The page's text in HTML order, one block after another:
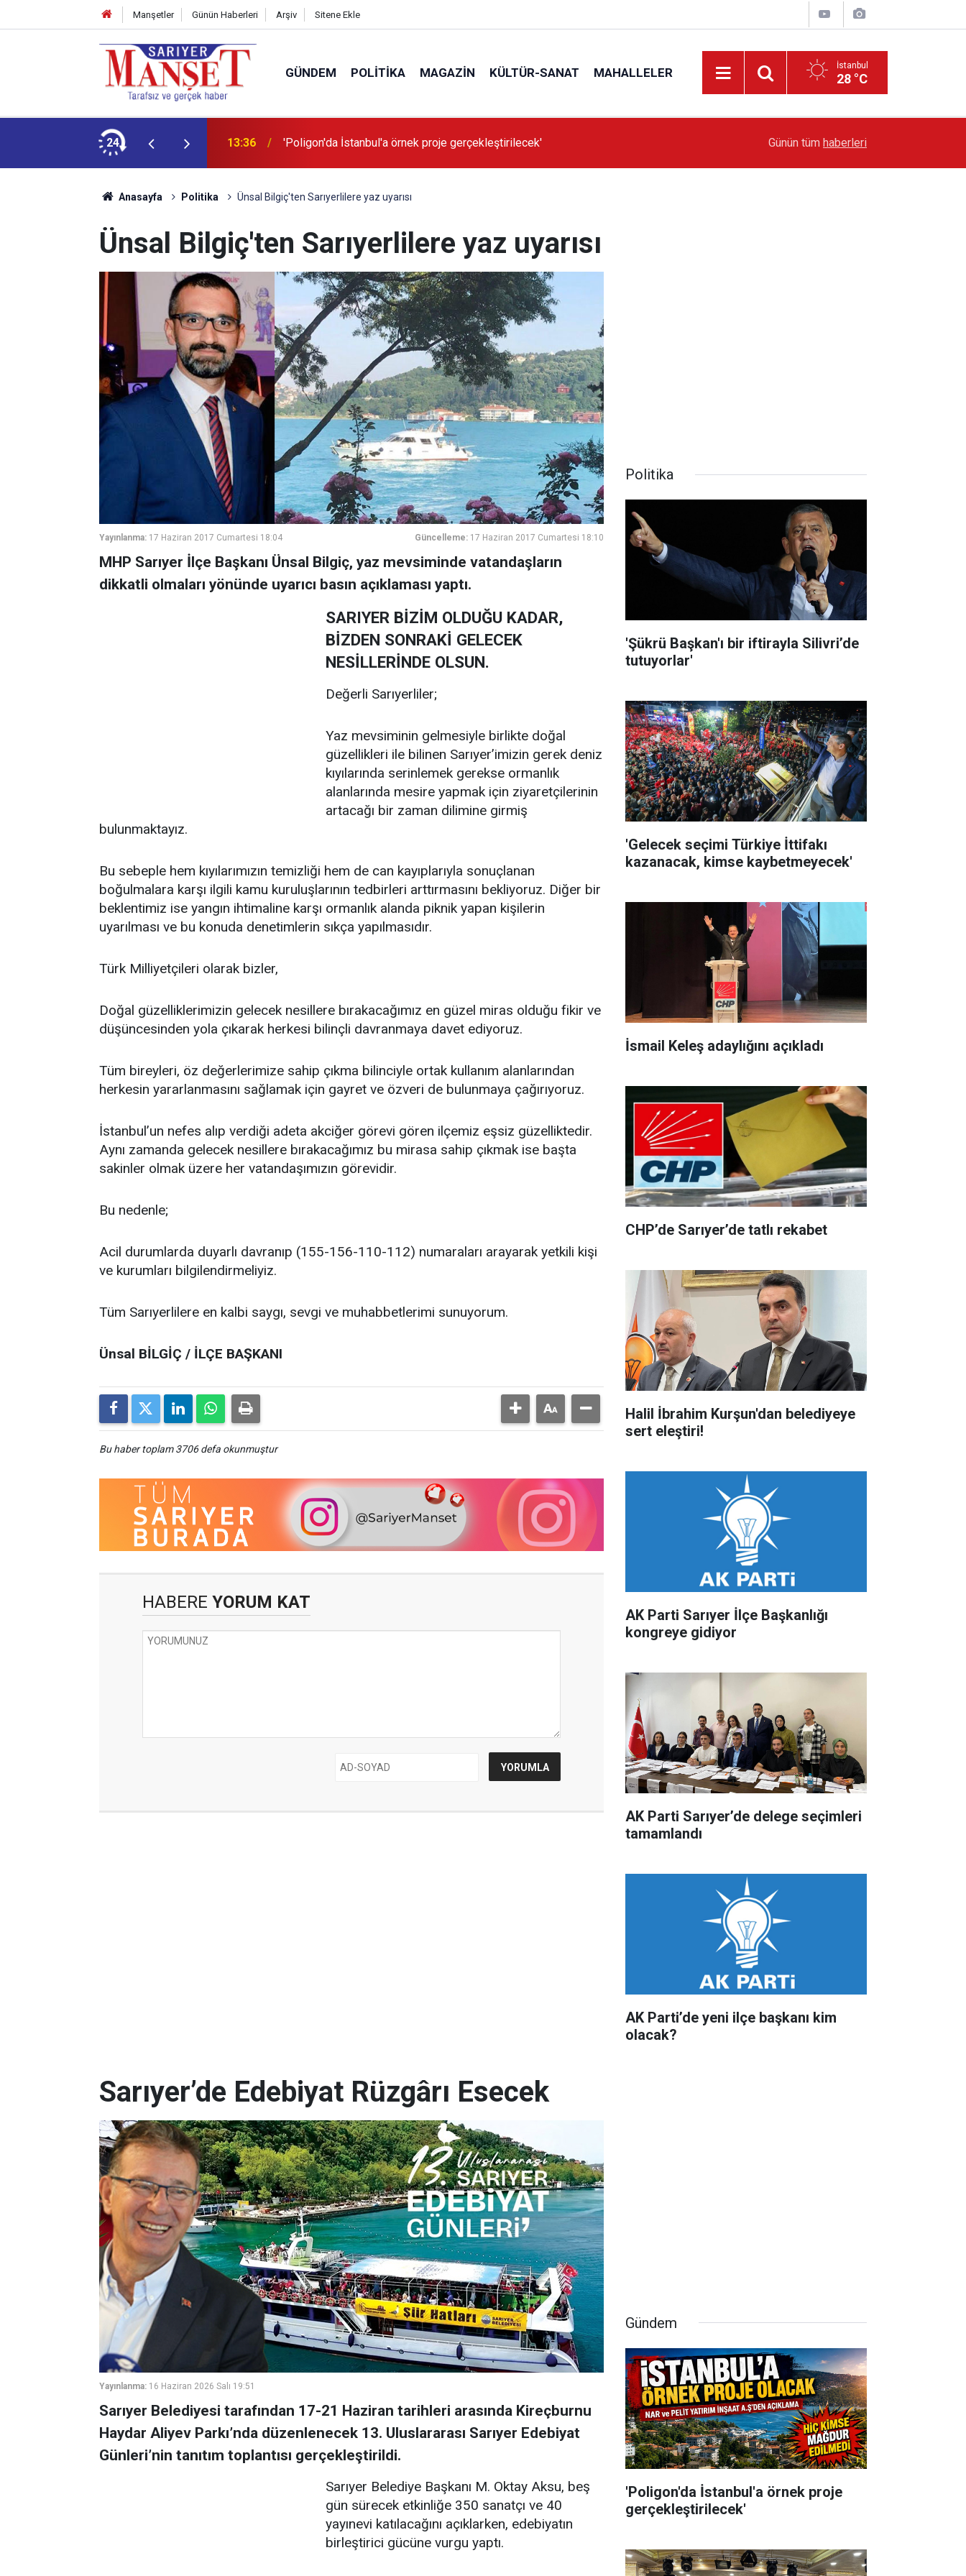
Manşetler Günün Haberleri Arşiv Sitene Ekle
GÜNDEM POLITIKA MAGAZIN KÜLTÜR-SANAT MAHALLELER İstanbul
28 °C
24 13:36 'Poligon'da İstanbul'a örnek proje gerçekleştirilecek' Sarıyer’de Edebiyat Rüzgârı Esecek
Günün tüm haberleri
Anasayfa Politika Ünsal Bilgiç'ten Sarıyerlilere yaz uyarısı
Ünsal Bilgiç'ten Sarıyerlilere yaz uyarısı
Yayınlanma: 17 Haziran 2017 Cumartesi 18:04 Güncelleme: 17 Haziran 2017 Cumartesi 18:10
MHP Sarıyer İlçe Başkanı Ünsal Bilgiç, yaz mevsiminde vatandaşların
dikkatli olmaları yönünde uyarıcı basın açıklaması yaptı.
SARIYER BİZİM OLDUĞU KADAR,
BİZDEN SONRAKİ GELECEK
NESİLLERİNDE OLSUN.
Değerli Sarıyerliler;
Yaz mevsiminin gelmesiyle birlikte doğal
güzellikleri ile bilinen Sarıyer’imizin gerek deniz
kıyılarında serinlemek gerekse ormanlık
alanlarında mesire yapmak için ziyaretçilerinin
artacağı bir zaman dilimine girmiş
bulunmaktayız.
Bu sebeple hem kıyılarımızın temizliği hem de can kayıplarıyla sonuçlanan
boğulmalara karşı ilgili kamu kuruluşlarının tedbirleri arttırmasını bekliyoruz. Diğer bir
beklentimiz ise yangın ihtimaline karşı ormanlık alanda piknik yapan kişilerin
uyarılması ve bu konuda denetimlerin sıkça yapılmasıdır.
Türk Milliyetçileri olarak bizler,
Doğal güzelliklerimizin gelecek nesillere bırakacağımız en güzel miras olduğu fikir ve
düşüncesinden yola çıkarak herkesi bilinçli davranmaya davet ediyoruz.
Tüm bireyleri, öz değerlerimize sahip çıkma bilinciyle ortak kullanım alanlarından
herkesin yararlanmasını sağlamak için gayret ve özveri de bulunmaya çağırıyoruz.
İstanbul’un nefes alıp verdiği adeta akciğer görevi gören ilçemiz eşsiz güzelliktedir.
Aynı zamanda gelecek nesillere bırakacağımız bu mirasa sahip çıkmak ise başta
sakinler olmak üzere her vatandaşımızın görevidir.
Bu nedenle;
Acil durumlarda duyarlı davranıp (155-156-110-112) numaraları arayarak yetkili kişi
ve kurumları bilgilendirmeliyiz.
Tüm Sarıyerlilere en kalbi saygı, sevgi ve muhabbetlerimi sunuyorum.
Ünsal BİLGİÇ / İLÇE BAŞKANI
Bu haber toplam 3706 defa okunmuştur
HABERE YORUM KAT
Politika
'Şükrü Başkan'ı bir iftirayla Silivri’de
tutuyorlar'
'Gelecek seçimi Türkiye İttifakı
kazanacak, kimse kaybetmeyecek'
İsmail Keleş adaylığını açıkladı
CHP’de Sarıyer’de tatlı rekabet
Halil İbrahim Kurşun'dan belediyeye
sert eleştiri!
AK Parti Sarıyer İlçe Başkanlığı
kongreye gidiyor
AK Parti Sarıyer’de delege seçimleri
tamamlandı
AK Parti’de yeni ilçe başkanı kim
olacak?
Sarıyer’de Edebiyat Rüzgârı Esecek
Yayınlanma: 16 Haziran 2026 Salı 19:51
Sarıyer Belediyesi tarafından 17-21 Haziran tarihleri arasında Kireçburnu
Haydar Aliyev Parkı’nda düzenlenecek 13. Uluslararası Sarıyer Edebiyat
Günleri’nin tanıtım toplantısı gerçekleştirildi.
Sarıyer Belediye Başkanı M. Oktay Aksu, beş
gün sürecek etkinliğe 350 sanatçı ve 40
yayınevi katılacağını açıklarken, edebiyatın
birleştirici gücüne vurgu yaptı.
Gündem
'Poligon'da İstanbul'a örnek proje
gerçekleştirilecek'